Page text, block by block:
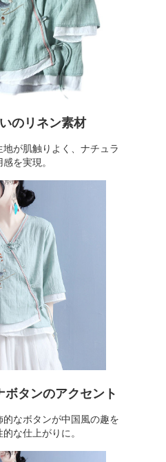
のリネン素材
が肌触りよく、ナチュラ
を実現。
ボタンのアクセント
なボタンが中国風の趣を
な仕上がりに。